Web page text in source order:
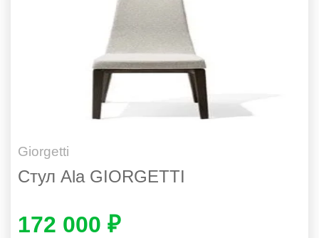
Giorgetti
Стул Ala GIORGETTI
172 000 ₽